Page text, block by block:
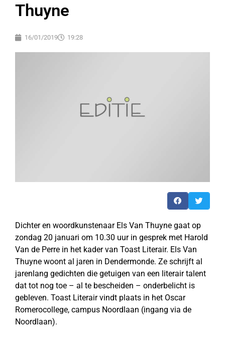
Thuyne
16/01/2019 19:28
Dichter en woordkunstenaar Els Van Thuyne gaat op
zondag 20 januari om 10.30 uur in gesprek met Harold
Van de Perre in het kader van Toast Literair. Els Van
Thuyne woont al jaren in Dendermonde. Ze schrijft al
jarenlang gedichten die getuigen van een literair talent
dat tot nog toe – al te bescheiden – onderbelicht is
gebleven. Toast Literair vindt plaats in het Oscar
Romerocollege, campus Noordlaan (ingang via de
Noordlaan).